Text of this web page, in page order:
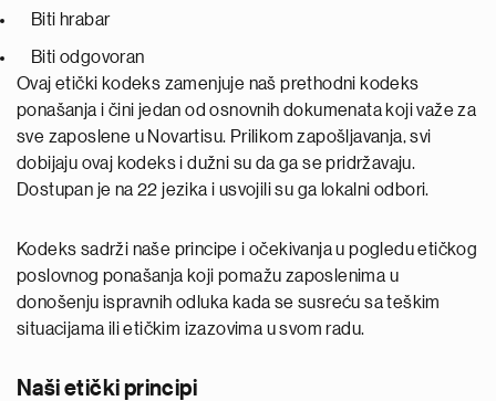
Biti hrabar
Biti odgovoran
Ovaj etički kodeks zamenjuje naš prethodni kodeks
ponašanja i čini jedan od osnovnih dokumenata koji važe za
sve zaposlene u Novartisu. Prilikom zapošljavanja, svi
dobijaju ovaj kodeks i dužni su da ga se pridržavaju.
Dostupan je na 22 jezika i usvojili su ga lokalni odbori.
Kodeks sadrži naše principe i očekivanja u pogledu etičkog
poslovnog ponašanja koji pomažu zaposlenima u
donošenju ispravnih odluka kada se susreću sa teškim
situacijama ili etičkim izazovima u svom radu.
Naši etički principi